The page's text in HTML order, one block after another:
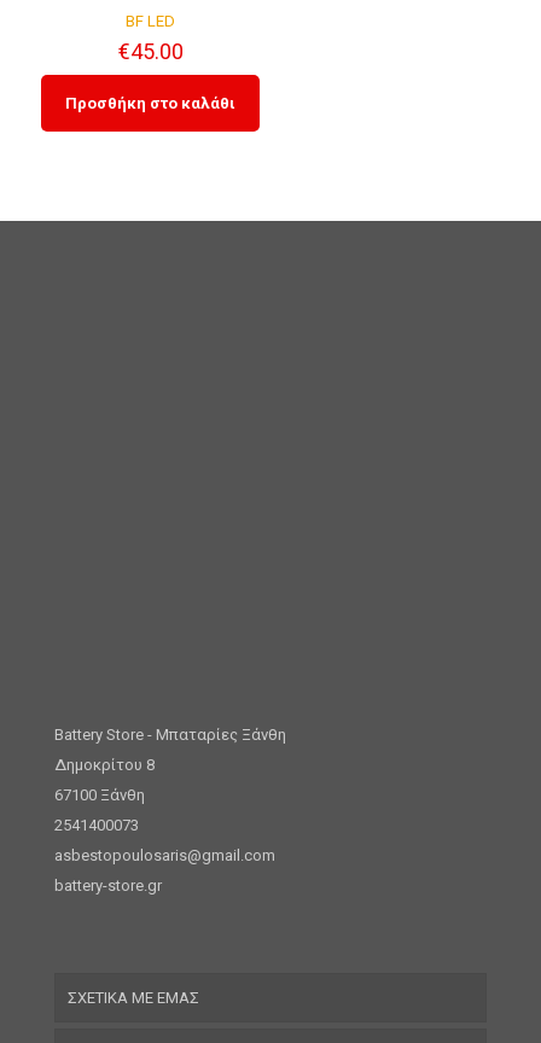
BF LED
€45.00
Προσθήκη στο καλάθι
Battery Store - Μπαταρίες Ξάνθη
Δημοκρίτου 8
67100 Ξάνθη
2541400073
asbestopoulosaris@gmail.com
battery-store.gr
ΣΧΕΤΙΚΑ ΜΕ ΕΜΑΣ